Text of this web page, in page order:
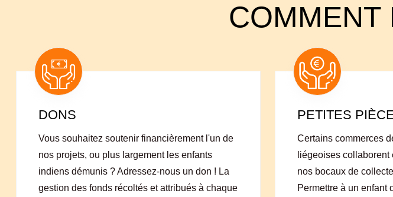
COMMENT
DONS
Vous souhaitez soutenir financièrement l'un de
nos projets, ou plus largement les enfants
indiens démunis ? Adressez-nous un don ! La
gestion des fonds récoltés et attribués à chaque
PETITES
Certains commerces
liégeoises
nos bocaux de
Permettre à un enfant